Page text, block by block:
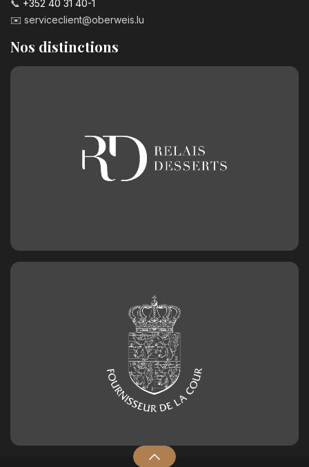
📞 +352 40 31 40-1
✉️ serviceclient@oberweis.lu
Nos distinctions